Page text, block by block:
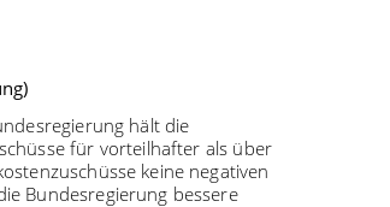
hält die
für vorteilhafter als über
keine negativen
Bundesregierung bessere